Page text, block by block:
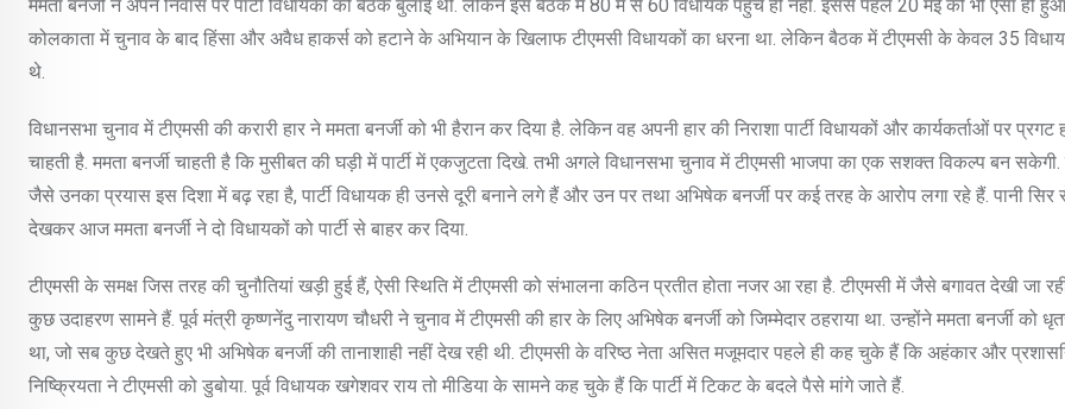
ममता बनर्जी ने अपने निवास पर पार्टी विधायकों की बैठक बुलाई थी. लेकिन इस बैठक में 80 में से 60 विधायक पहुंचे ही नहीं. इससे पहले 20 मई को भी ऐसा ही
कोलकाता में चुनाव के बाद हिंसा और अवैध हाकर्स को हटाने के अभियान के खिलाफ टीएमसी विधायकों का धरना था. लेकिन बैठक में टीएमसी के केवल 35
थे.
विधानसभा चुनाव में टीएमसी की करारी हार ने ममता बनर्जी को भी हैरान कर दिया है. लेकिन वह अपनी हार की निराशा पार्टी विधायकों और कार्यकर्ताओं पर प्रगट
चाहती है. ममता बनर्जी चाहती है कि मुसीबत की घड़ी में पार्टी में एकजुटता दिखे. तभी अगले विधानसभा चुनाव में टीएमसी भाजपा का एक सशक्त विकल्प बन
जैसे उनका प्रयास इस दिशा में बढ़ रहा है, पार्टी विधायक ही उनसे दूरी बनाने लगे हैं और उन पर तथा अभिषेक बनर्जी पर कई तरह के आरोप लगा रहे हैं. पानी
देखकर आज ममता बनर्जी ने दो विधायकों को पार्टी से बाहर कर दिया.
टीएमसी के समक्ष जिस तरह की चुनौतियां खड़ी हुई हैं, ऐसी स्थिति में टीएमसी को संभालना कठिन प्रतीत होता नजर आ रहा है. टीएमसी में जैसे बगावत देखी जा
कुछ उदाहरण सामने हैं. पूर्व मंत्री कृष्णनेंदु नारायण चौधरी ने चुनाव में टीएमसी की हार के लिए अभिषेक बनर्जी को जिम्मेदार ठहराया था. उन्होंने ममता बनर्जी को
था, जो सब कुछ देखते हुए भी अभिषेक बनर्जी की तानाशाही नहीं देख रही थी. टीएमसी के वरिष्ठ नेता असित मजूमदार पहले ही कह चुके हैं कि अहंकार और
निष्क्रियता ने टीएमसी को डुबोया. पूर्व विधायक खगेशवर राय तो मीडिया के सामने कह चुके हैं कि पार्टी में टिकट के बदले पैसे मांगे जाते हैं.